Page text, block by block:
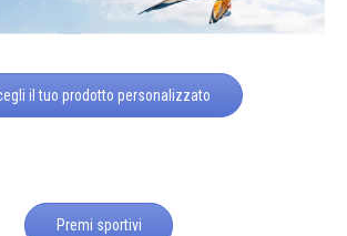
il tuo prodotto personalizzato
Premi sportivi